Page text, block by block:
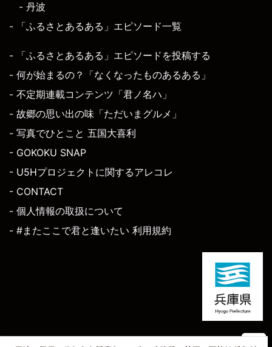
- 丹波
- 「ふるさとあるある」エピソード一覧
- 「ふるさとあるある」エピソードを投稿する
- 何が始まるの？「なくなったものあるある」
- 不定期連載コンテンツ「君ノ名ハ」
- 故郷の思い出の味「ただいまグルメ」
- 写真でひとこと 五国大喜利
- GOKOKU SNAP
- U5Hプロジェクトに関するアレコレ
- CONTACT
- 個人情報の取扱について
- #またここで君と逢いたい 利用規約